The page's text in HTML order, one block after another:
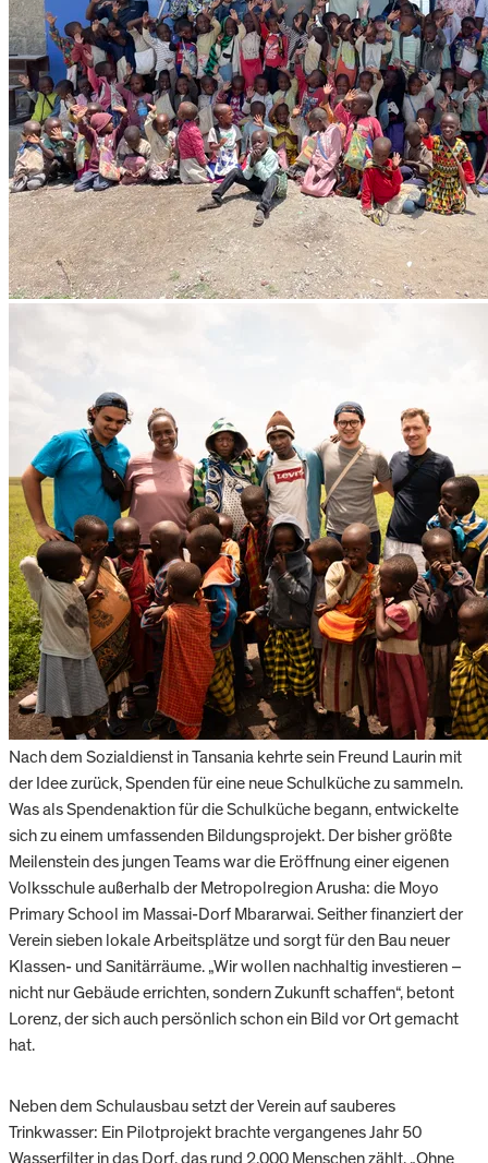
Nach dem Sozialdienst in Tansania kehrte sein Freund Laurin mit
der Idee zurück, Spenden für eine neue Schulküche zu sammeln.
Was als Spendenaktion für die Schulküche begann, entwickelte
sich zu einem umfassenden Bildungsprojekt. Der bisher größte
Meilenstein des jungen Teams war die Eröffnung einer eigenen
Volksschule außerhalb der Metropolregion Arusha: die Moyo
Primary School im Massai-Dorf Mbararwai. Seither finanziert der
Verein sieben lokale Arbeitsplätze und sorgt für den Bau neuer
Klassen- und Sanitärräume. „Wir wollen nachhaltig investieren –
nicht nur Gebäude errichten, sondern Zukunft schaffen“, betont
Lorenz, der sich auch persönlich schon ein Bild vor Ort gemacht
hat.
Neben dem Schulausbau setzt der Verein auf sauberes
Trinkwasser: Ein Pilotprojekt brachte vergangenes Jahr 50
Wasserfilter in das Dorf, das rund 2.000 Menschen zählt. „Ohne